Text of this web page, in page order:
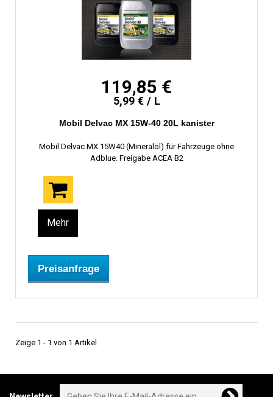
119,85 €
5,99 € / L
Mobil Delvac MX 15W-40 20L kanister
Mobil Delvac MX 15W40 (Mineralöl) für Fahrzeuge ohne
Adblue. Freigabe ACEA B2
Mehr
Preisanfrage
Zeige 1 - 1 von 1 Artikel